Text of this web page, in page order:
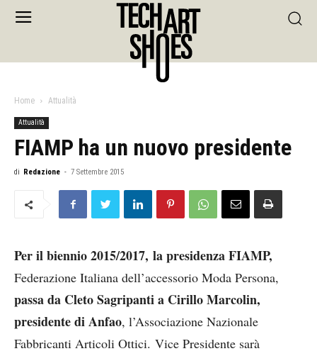
Home Attualità
Attualità
FIAMP ha un nuovo presidente
di Redazione - 7 Settembre 2015
Per il biennio 2015/2017, la presidenza FIAMP,
Federazione Italiana dell’accessorio Moda Persona,
passa da Cleto Sagripanti a Cirillo Marcolin,
presidente di Anfao, l’Associazione Nazionale
Fabbricanti Articoli Ottici. Vice Presidente sarà